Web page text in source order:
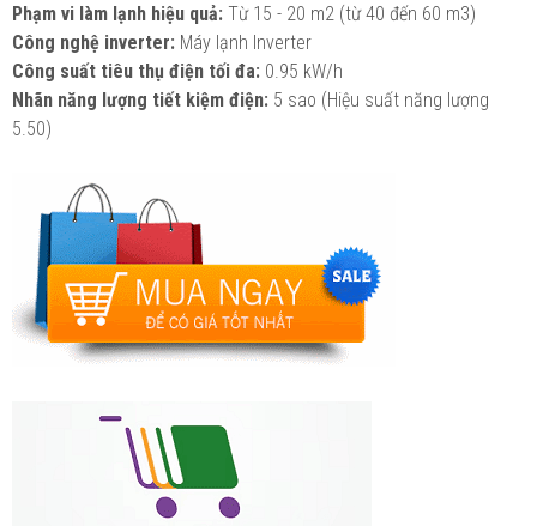
Phạm vi làm lạnh hiệu quả: Từ 15 - 20 m2 (từ 40 đến 60 m3)
Công nghệ inverter: Máy lạnh Inverter
Công suất tiêu thụ điện tối đa: 0.95 kW/h
Nhãn năng lượng tiết kiệm điện: 5 sao (Hiệu suất năng lượng
5.50)